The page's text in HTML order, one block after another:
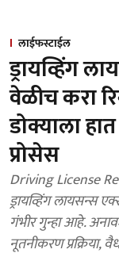
लाईफस्टाईल
ड्रायव्हिंग
वेळीच करा
डोक्याला
प्रोसेस
Driving License Renewal Process: मोटार
ड्रायव्हिंग लायसन्स
गंभीर गुन्हा आहे.
नूतनीकरण प्रक्रिया,